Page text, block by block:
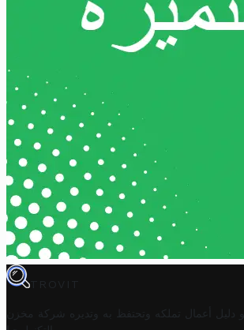
TROVIT
دليل أعمال تملكه وتحتفظ به وتديره
شركة مخزن